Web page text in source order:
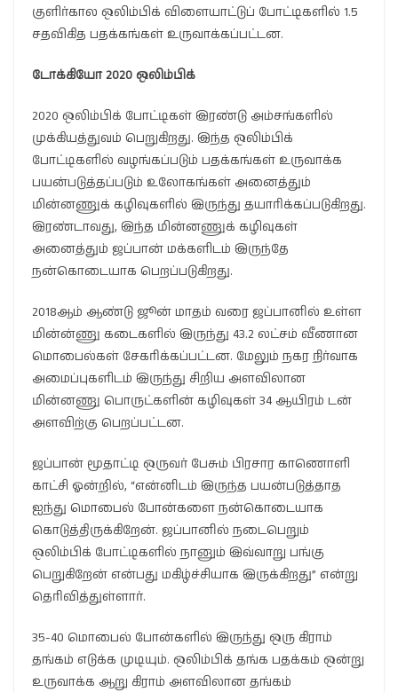
குளிர்கால ஒலிம்பிக் விளையாட்டுப் போட்டிகளில் 1.5
சதவிகித பதக்கங்கள் உருவாக்கப்பட்டன.
டோக்கியோ 2020 ஒலிம்பிக்
2020 ஒலிம்பிக் போட்டிகள் இரண்டு அம்சங்களில்
முக்கியத்துவம் பெறுகிறது. இந்த ஒலிம்பிக்
போட்டிகளில் வழங்கப்படும் பதக்கங்கள் உருவாக்க
பயன்படுத்தப்படும் உலோகங்கள் அனைத்தும்
மின்னணுக் கழிவுகளில் இருந்து தயாரிக்கப்படுகிறது.
இரண்டாவது, இந்த மின்னணுக் கழிவுகள்
அனைத்தும் ஜப்பான் மக்களிடம் இருந்தே
நன்கொடையாக பெறப்படுகிறது.
2018ஆம் ஆண்டு ஜூன் மாதம் வரை ஜப்பானில் உள்ள
மின்ன்ணு கடைகளில் இருந்து 43.2 லட்சம் வீணான
மொபைல்கள் சேகரிக்கப்பட்டன. மேலும் நகர நிர்வாக
அமைப்புகளிடம் இருந்து சிறிய அளவிலான
மின்னணு பொருட்களின் கழிவுகள் 34 ஆயிரம் டன்
அளவிற்கு பெறப்பட்டன.
ஜப்பான் மூதாட்டி ஒருவர் பேசும் பிரசார காணொளி
காட்சி ஓன்றில், “என்னிடம் இருந்த பயன்படுத்தாத
ஐந்து மொபைல் போன்களை நன்கொடையாக
கொடுத்திருக்கிறேன். ஜப்பானில் நடைபெறும்
ஒலிம்பிக் போட்டிகளில் நானும் இவ்வாறு பங்கு
பெறுகிறேன் என்பது மகிழ்ச்சியாக இருக்கிறது” என்று
தெரிவித்துள்ளார்.
35-40 மொபைல் போன்களில் இருந்து ஒரு கிராம்
தங்கம் எடுக்க முடியும். ஒலிம்பிக் தங்க பதக்கம் ஒன்று
உருவாக்க ஆறு கிராம் அளவிலான தங்கம்